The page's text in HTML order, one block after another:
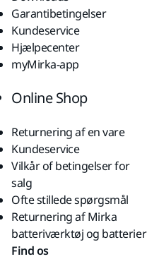
Garantibetingelser
Kundeservice
Hjælpecenter
myMirka-app
Online Shop
Returnering af en vare
Kundeservice
Vilkår of betingelser for
salg
Ofte stillede spørgsmål
Returnering af Mirka
batteriværktøj og batterier
Find os